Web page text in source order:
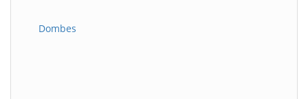
Dombes